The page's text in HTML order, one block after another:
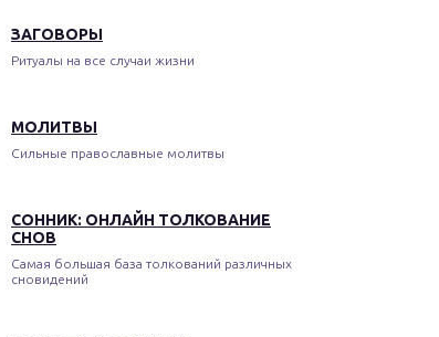
ЗАГОВОРЫ
Ритуалы на все случаи жизни
МОЛИТВЫ
Сильные православные молитвы
СОННИК: ОНЛАЙН ТОЛКОВАНИЕ
СНОВ
Самая большая база толкований различных
сновидений